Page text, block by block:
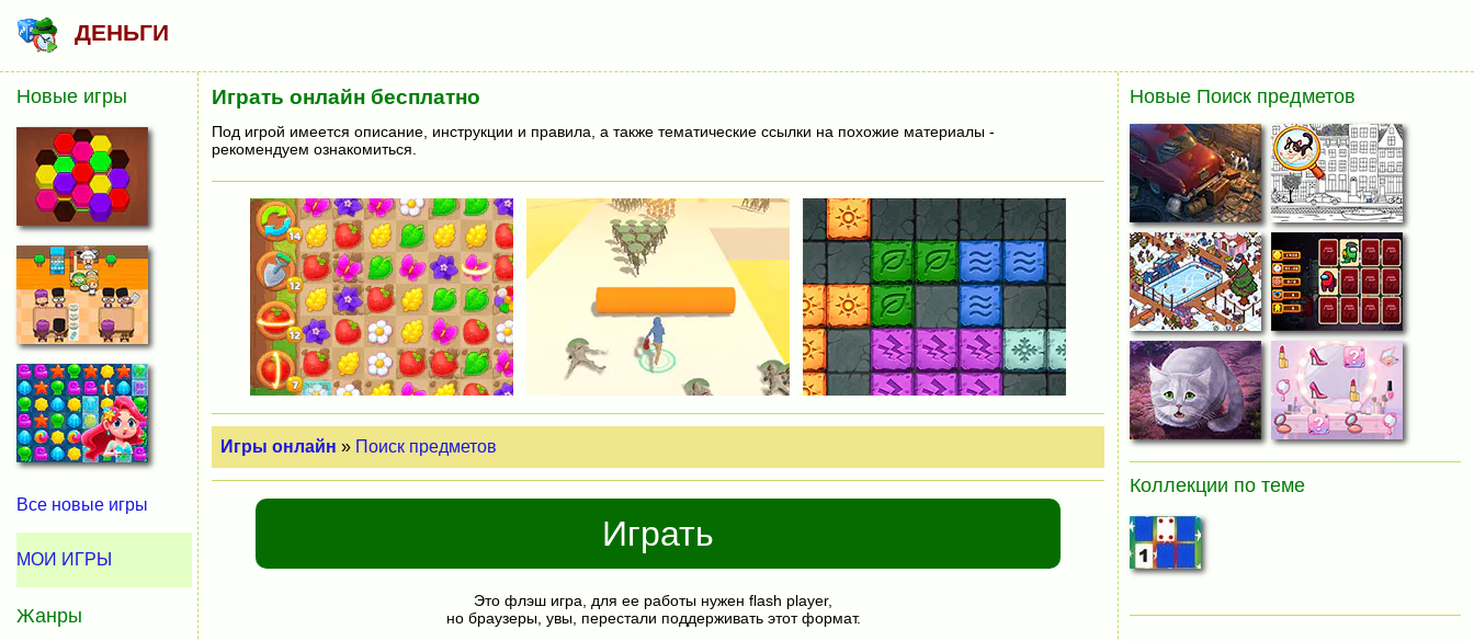
ДЕНЬГИ
Играть онлайн бесплатно
Под игрой имеется описание, инструкции и правила, а также тематические ссылки на похожие материалы -
рекомендуем ознакомиться.
Игры онлайн » Поиск предметов
Играть
Это флэш игра, для ее работы нужен flash player,
но браузеры, увы, перестали поддерживать этот формат.
Новые игры
Все новые игры
МОИ ИГРЫ
Жанры
Новые Поиск предметов
Коллекции по теме